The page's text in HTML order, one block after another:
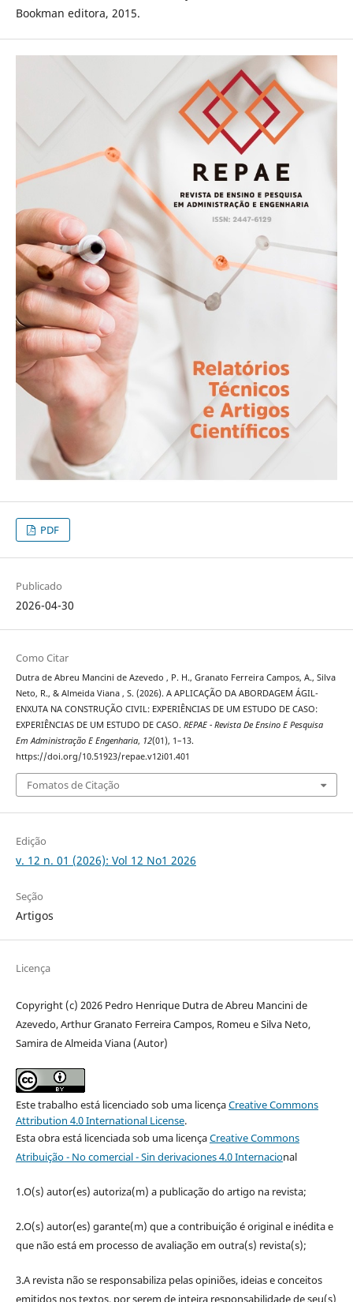
Bookman editora, 2015.
PDF
Publicado
2026-04-30
Como Citar
Dutra de Abreu Mancini de Azevedo , P. H., Granato Ferreira Campos, A., Silva
Neto, R., & Almeida Viana , S. (2026). A APLICAÇÃO DA ABORDAGEM ÁGIL-
ENXUTA NA CONSTRUÇÃO CIVIL: EXPERIÊNCIAS DE UM ESTUDO DE CASO:
EXPERIÊNCIAS DE UM ESTUDO DE CASO. REPAE - Revista De Ensino E Pesquisa
Em Administração E Engenharia, 12(01), 1–13.
https://doi.org/10.51923/repae.v12i01.401
Fomatos de Citação
Edição
v. 12 n. 01 (2026): Vol 12 No1 2026
Seção
Artigos
Licença
Copyright (c) 2026 Pedro Henrique Dutra de Abreu Mancini de
Azevedo, Arthur Granato Ferreira Campos, Romeu e Silva Neto,
Samira de Almeida Viana (Autor)
Este trabalho está licenciado sob uma licençaCreative Commons
Attribution 4.0 International License.
Esta obra está licenciada sob uma licençaCreative Commons
Atribuição - No comercial - Sin derivaciones 4.0 Internacional
1.O(s) autor(es) autoriza(m) a publicação do artigo na revista;
2.O(s) autor(es) garante(m) que a contribuição é original e inédita e
que não está em processo de avaliação em outra(s) revista(s);
3.A revista não se responsabiliza pelas opiniões, ideias e conceitos
emitidos nos textos, por serem de inteira responsabilidade de seu(s)